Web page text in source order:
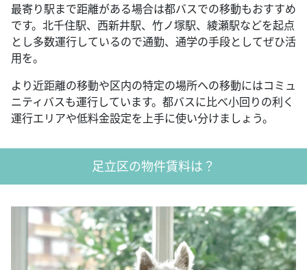
最寄り駅まで距離がある場合は都バスでの移動もおすすめ
です。北千住駅、西新井駅、竹ノ塚駅、綾瀬駅などを起点
とし多数運行しているので通勤、通学の手段としてぜひ活
用を。
より近距離の移動や区内の特定の場所への移動にはコミュ
ニティバスも運行しています。都バスに比べ小回りの利く
運行エリアや低料金設定を上手に使い分けましょう。
足立区の物件賃料は？